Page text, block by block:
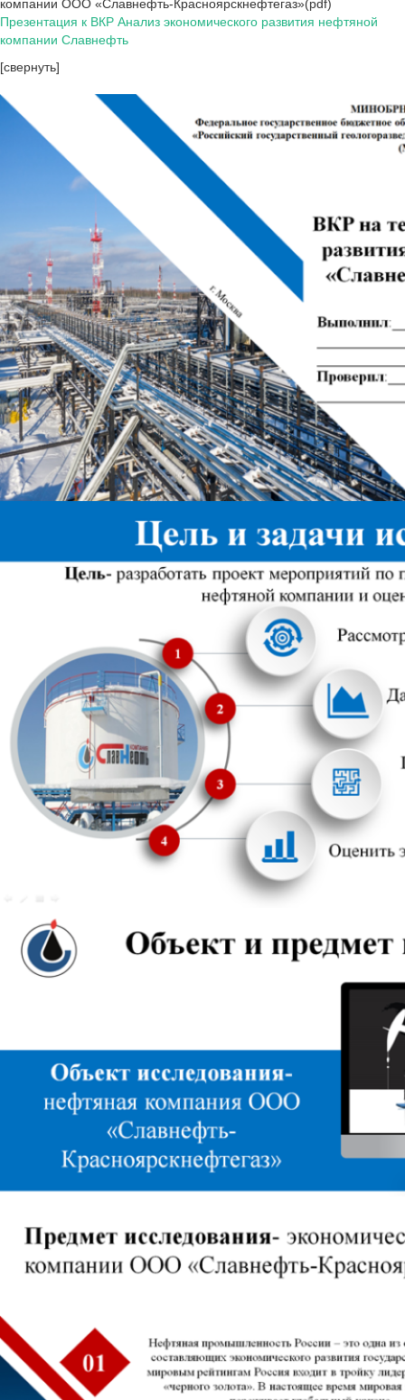
компании ООО «Славнефть-Красноярскнефтегаз»(pdf)
Презентация к ВКР Анализ экономического развития нефтяной
компании Славнефть
[свернуть]